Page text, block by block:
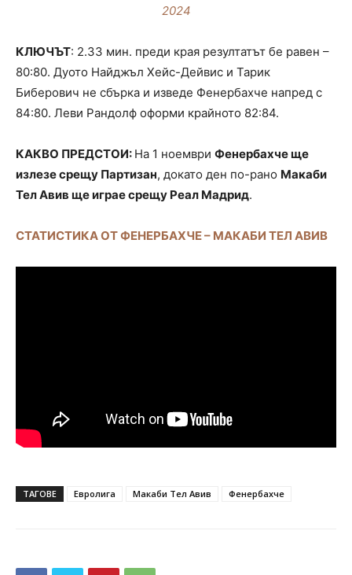
2024
КЛЮЧЪТ: 2.33 мин. преди края резултатът бе равен –
80:80. Дуото Найджъл Хейс-Дейвис и Тарик
Биберович не сбърка и изведе Фенербахче напред с
84:80. Леви Рандолф оформи крайното 82:84.
КАКВО ПРЕДСТОИ: На 1 ноември Фенербахче ще
излезе срещу Партизан, докато ден по-рано Макаби
Тел Авив ще играе срещу Реал Мадрид.
СТАТИСТИКА ОТ ФЕНЕРБАХЧЕ – МАКАБИ ТЕЛ АВИВ
ТАГОВЕ Евролига Макаби Тел Авив Фенербахче